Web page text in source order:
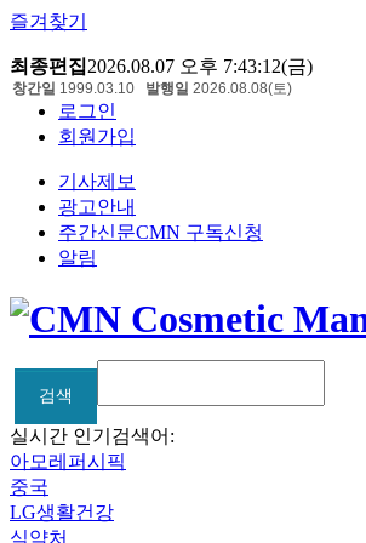
즐겨찾기
최종편집2026.08.07 오후 7:43:12(금)
로그인
회원가입
기사제보
광고안내
주간신문CMN 구독신청
알림
창간일 1999.03.10 발행일 2026.08.08(토)
검색
검색
실시간 인기검색어:
아모레퍼시픽
중국
LG생활건강
식약처